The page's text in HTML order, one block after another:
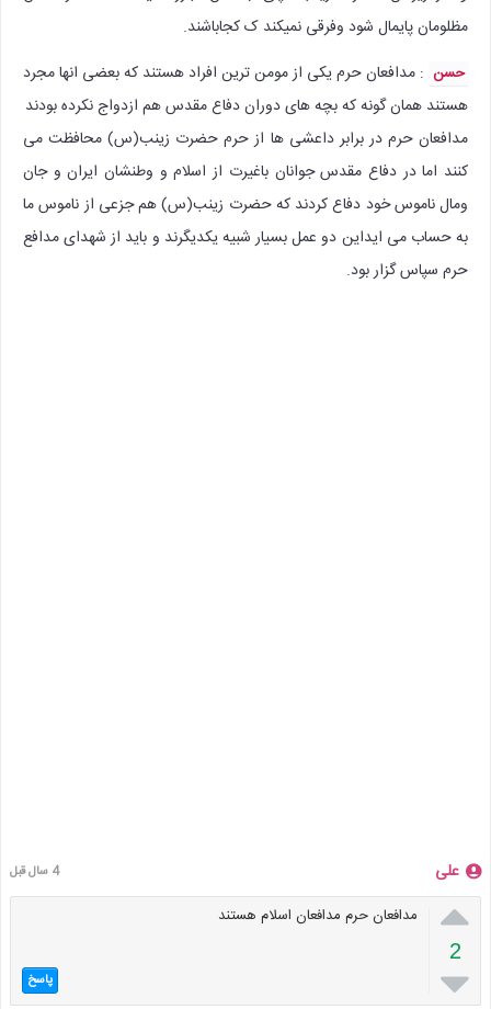
مظلومان پایمال شود وفرقی نمیکند ک کجاباشند.
حسن : مدافعان حرم یکی از مومن ترین افراد هستند که بعضی انها مجرد
هستند همان گونه که بچه های دوران دفاع مقدس هم ازدواج نکرده بودند
مدافعان حرم در برابر داعشی ها از حرم حضرت زینب(س) محافظت می
کنند اما در دفاع مقدس جوانان باغیرت از اسلام و وطنشان ایران و جان
ومال ناموس خود دفاع کردند که حضرت زینب(س) هم جزعی از ناموس ما
به حساب می ایداین دو عمل بسیار شبیه یکدیگرند و باید از شهدای مدافع
حرم سپاس گزار بود.
علی 4 سال قبل

2

مدافعان حرم مدافعان اسلام هستند
پاسخ